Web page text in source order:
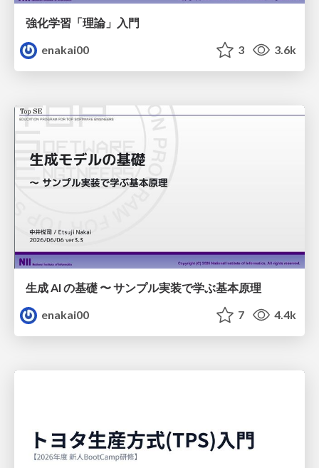
強化学習「理論」入門
enakai00
3 3.6k
生成 AI の基礎 〜 サンプル実装で学ぶ基本原理
enakai00
7 4.4k